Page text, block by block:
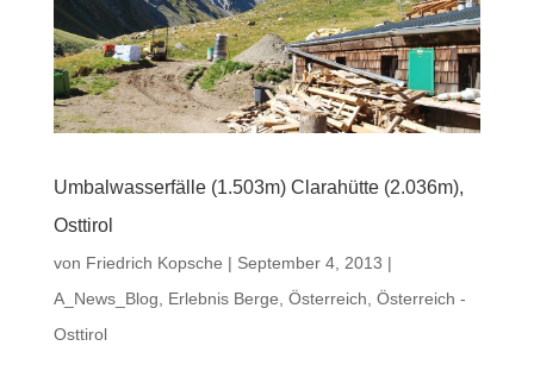
Umbalwasserfälle (1.503m) Clarahütte (2.036m),
Osttirol
von Friedrich Kopsche | September 4, 2013 |
A_News_Blog
Erlebnis Berge Österreich Österreich -
Osttirol